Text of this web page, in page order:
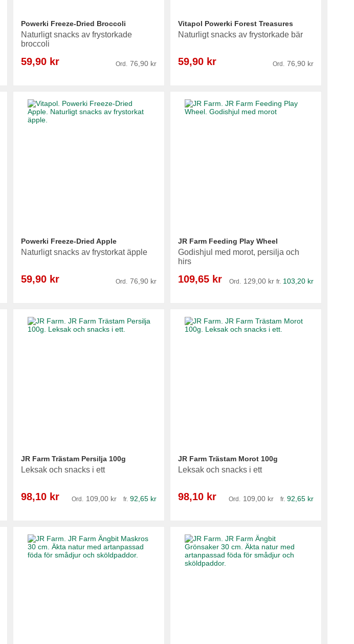
Powerki Freeze-Dried Broccoli
Naturligt snacks av frystorkade
broccoli
Reapris
59,90 kr Ord. 76,90 kr
Vitapol Powerki Forest Treasures
Naturligt snacks av frystorkade bär
Reapris
59,90 kr Ord. 76,90 kr
Powerki Freeze-Dried Apple
Naturligt snacks av frystorkat äpple
Reapris
59,90 kr Ord. 76,90 kr
JR Farm Feeding Play Wheel
Godishjul med morot, persilja och
hirs
Reapris
109,65 kr Ord. 129,00 kr fr. 103,20 kr
JR Farm Trästam Persilja 100g
Leksak och snacks i ett
Reapris
98,10 kr Ord. 109,00 kr fr. 92,65 kr
JR Farm Trästam Morot 100g
Leksak och snacks i ett
Reapris
98,10 kr Ord. 109,00 kr fr. 92,65 kr